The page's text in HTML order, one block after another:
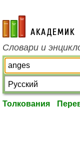
academic.ru
Словари и
Толкования